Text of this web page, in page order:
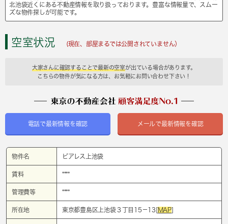
北池袋近くにある不動産情報を取り扱っております。豊富な情報量で、スムー
ズな物件探しが可能です。
空室状況 (現在、部屋まるでは公開されていません）
大家さんに確認することで最新の空室が出ている場合があります。
こちらの物件が気になる方は、お気軽にお問い合わせ下さい！
電話で最新情報を確認 メールで最新情報を確認
物件名 ピアレス上池袋
賃料 ****
管理費等 ****
所在地 東京都豊島区上池袋３丁目15－13[MAP]